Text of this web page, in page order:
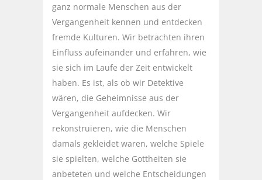
ganz normale Menschen aus der
Vergangenheit kennen und entdecken
fremde Kulturen. Wir betrachten ihren
Einfluss aufeinander und erfahren, wie
sie sich im Laufe der Zeit entwickelt
haben. Es ist, als ob wir Detektive
wären, die Geheimnisse aus der
Vergangenheit aufdecken. Wir
rekonstruieren, wie die Menschen
damals gekleidet waren, welche Spiele
sie spielten, welche Gottheiten sie
anbeteten und welche Entscheidungen